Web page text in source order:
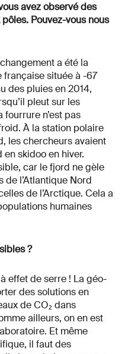
avez observé des
Pouvez-vous nous
a été la
française située à -67
des pluies en 2014,
pleut sur les
n’est pas
À la station polaire
les chercheurs avaient
skidoo en hiver.
car le fjord ne gèle
de l’Atlantique Nord
de l’Arctique. Cela a
humaines
?
effet de serre ! La géo-
des solutions en
de CO₂ dans
ailleurs, on en est
Et même
il faut des